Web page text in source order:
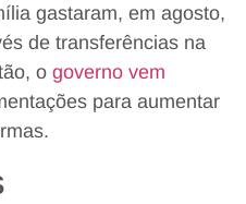
gastaram, em agosto,
de transferências na
o governo vem
para aumentar